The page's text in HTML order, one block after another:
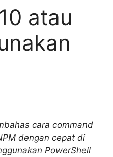
atau
cara command
dengan cepat di
PowerShell